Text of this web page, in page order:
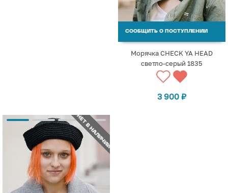
СООБЩИТЬ О ПОСТУПЛЕНИИ
Морячка CHECK YA HEAD
светло-серый 1835
3 900 ₽
НЕТ В НАЛИЧИИ